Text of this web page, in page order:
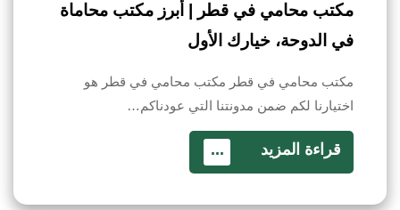
مكتب محامي في قطر | أبرز مكتب محاماة
في الدوحة، خيارك الأول
مكتب محامي في قطر مكتب محامي في قطر هو
اختيارنا لكم ضمن مدونتنا التي عودناكم…
قراءة المزيد ...